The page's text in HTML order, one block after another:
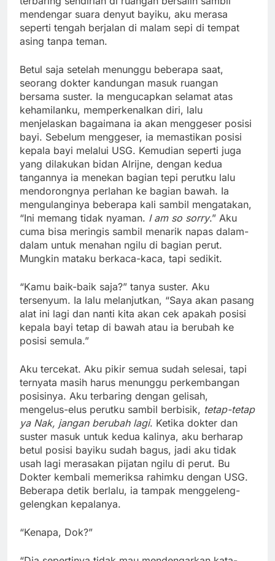
mendengar suara denyut bayiku, aku merasa
seperti tengah berjalan di malam sepi di tempat
asing tanpa teman.
Betul saja setelah menunggu beberapa saat,
seorang dokter kandungan masuk ruangan
bersama suster. Ia mengucapkan selamat atas
kehamilanku, memperkenalkan diri, lalu
menjelaskan bagaimana ia akan menggeser posisi
bayi. Sebelum menggeser, ia memastikan posisi
kepala bayi melalui USG. Kemudian seperti juga
yang dilakukan bidan Alrijne, dengan kedua
tangannya ia menekan bagian tepi perutku lalu
mendorongnya perlahan ke bagian bawah. Ia
mengulanginya beberapa kali sambil mengatakan,
“Ini memang tidak nyaman. I am so sorry.” Aku
cuma bisa meringis sambil menarik napas dalam-
dalam untuk menahan ngilu di bagian perut.
Mungkin mataku berkaca-kaca, tapi sedikit.
“Kamu baik-baik saja?” tanya suster. Aku
tersenyum. Ia lalu melanjutkan, “Saya akan pasang
alat ini lagi dan nanti kita akan cek apakah posisi
kepala bayi tetap di bawah atau ia berubah ke
posisi semula.”
Aku tercekat. Aku pikir semua sudah selesai, tapi
ternyata masih harus menunggu perkembangan
posisinya. Aku terbaring dengan gelisah,
mengelus-elus perutku sambil berbisik, tetap-tetap
ya Nak, jangan berubah lagi. Ketika dokter dan
suster masuk untuk kedua kalinya, aku berharap
betul posisi bayiku sudah bagus, jadi aku tidak
usah lagi merasakan pijatan ngilu di perut. Bu
Dokter kembali memeriksa rahimku dengan USG.
Beberapa detik berlalu, ia tampak menggeleng-
gelengkan kepalanya.
“Kenapa, Dok?”